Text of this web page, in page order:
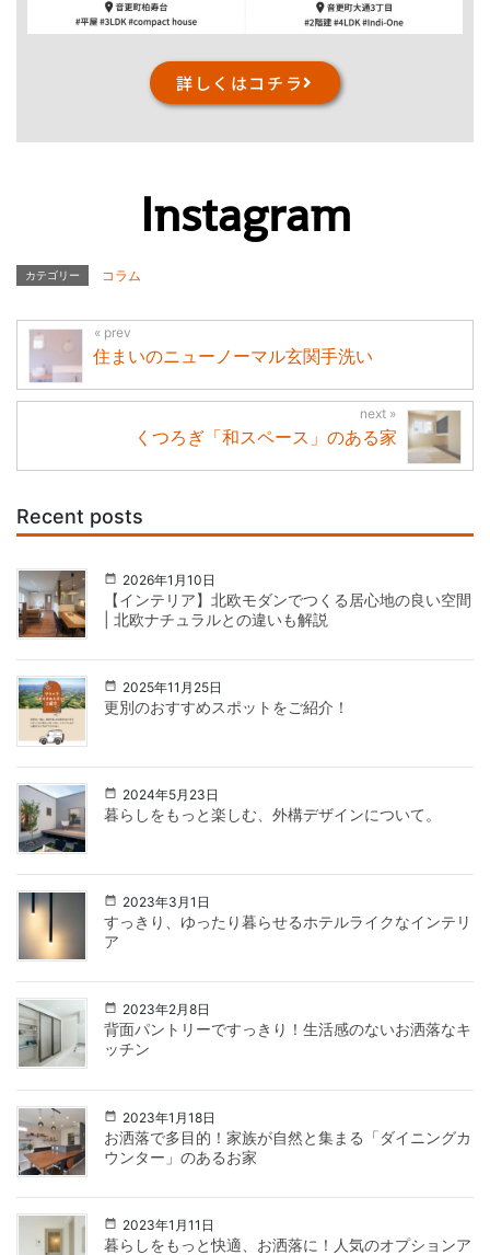
詳しくはコチラ
Instagram
カテゴリー コラム
住まいのニューノーマル玄関手洗い
くつろぎ「和スペース」のある家
Recent posts
2026年1月10日
【インテリア】北欧モダンでつくる居心地の良い空間
| 北欧ナチュラルとの違いも解説
2025年11月25日
更別のおすすめスポットをご紹介！
2024年5月23日
暮らしをもっと楽しむ、外構デザインについて。
2023年3月1日
すっきり、ゆったり暮らせるホテルライクなインテリ
ア
2023年2月8日
背面パントリーですっきり！生活感のないお洒落なキ
ッチン
2023年1月18日
お洒落で多目的！家族が自然と集まる「ダイニングカ
ウンター」のあるお家
2023年1月11日
暮らしをもっと快適、お洒落に！人気のオプションア